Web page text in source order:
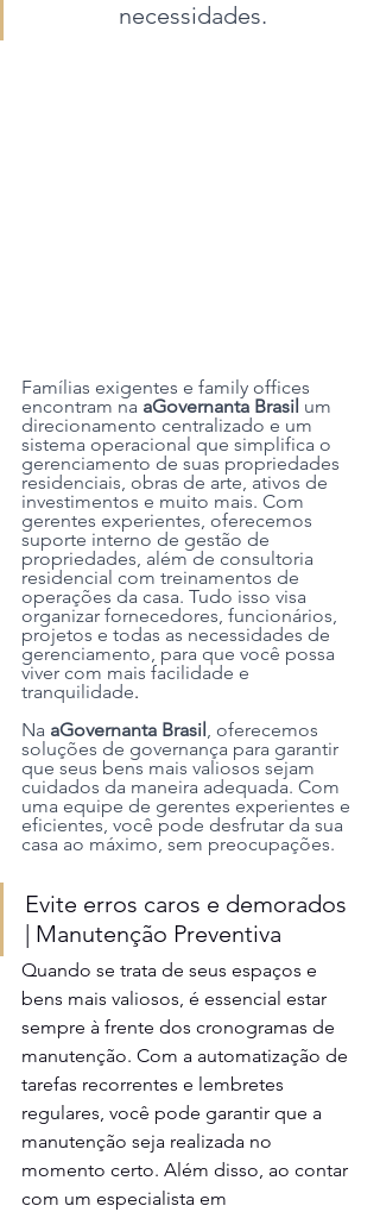
necessidades.
Famílias exigentes e family offices
encontram na aGovernanta Brasil um
direcionamento centralizado e um
sistema operacional que simplifica o
gerenciamento de suas propriedades
residenciais, obras de arte, ativos de
investimentos e muito mais. Com
gerentes experientes, oferecemos
suporte interno de gestão de
propriedades, além de consultoria
residencial com treinamentos de
operações da casa. Tudo isso visa
organizar fornecedores, funcionários,
projetos e todas as necessidades de
gerenciamento, para que você possa
viver com mais facilidade e
tranquilidade.
Na aGovernanta Brasil, oferecemos
soluções de governança para garantir
que seus bens mais valiosos sejam
cuidados da maneira adequada. Com
uma equipe de gerentes experientes e
eficientes, você pode desfrutar da sua
casa ao máximo, sem preocupações.
Evite erros caros e demorados
| Manutenção Preventiva
Quando se trata de seus espaços e
bens mais valiosos, é essencial estar
sempre à frente dos cronogramas de
manutenção. Com a automatização de
tarefas recorrentes e lembretes
regulares, você pode garantir que a
manutenção seja realizada no
momento certo. Além disso, ao contar
com um especialista em